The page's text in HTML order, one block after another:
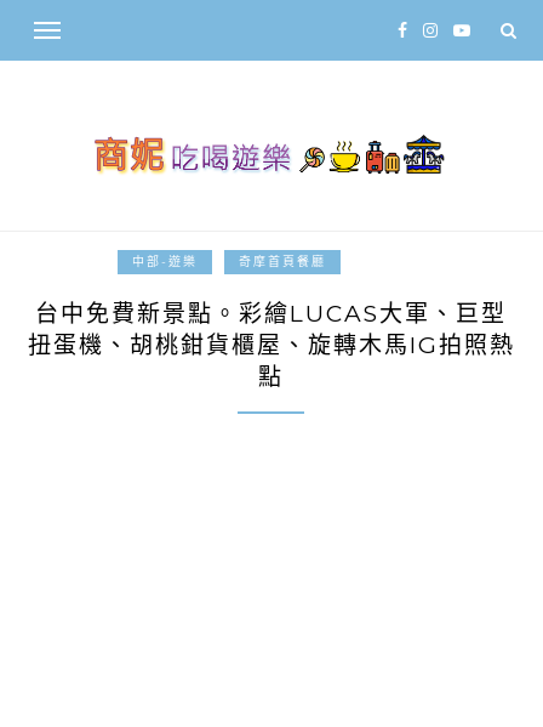
中部-遊樂 奇摩首頁餐廳
台中免費新景點。彩繪LUCAS大軍、巨型
扭蛋機、胡桃鉗貨櫃屋、旋轉木馬IG拍照熱
點